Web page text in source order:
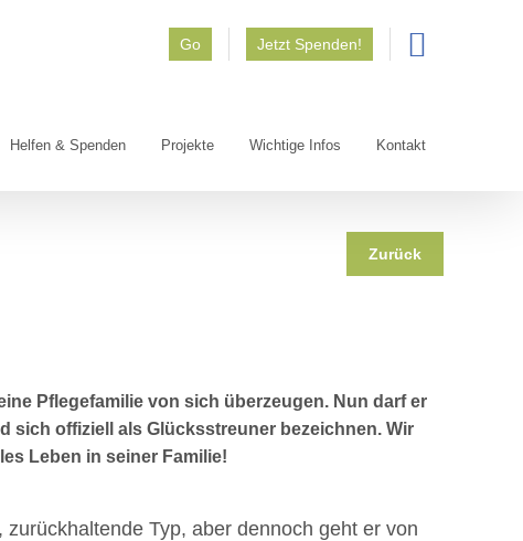
Go Jetzt Spenden!
Helfen & Spenden Projekte Wichtige Infos Kontakt
Zurück
Pflegefamilie von sich überzeugen. Nun darf er
sich offiziell als Glücksstreuner bezeichnen. Wir
Leben in seiner Familie!
Typ, aber dennoch geht er von